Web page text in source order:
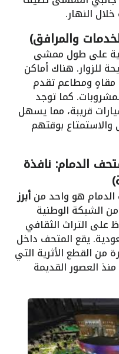
النهار.
والمرافق)
على طول ممشى
للزوار. هناك أماكن
مقاهٍ ومطاعم تقدم
كما توجد
قريبة، مما يسهل
بوقتهم
الدمام: نافذة
هو واحد منأبرز
الشبكة الوطنية
على التراث الثقافي
يقع المتحف داخل
القطع الأثرية التي
العصور القديمة